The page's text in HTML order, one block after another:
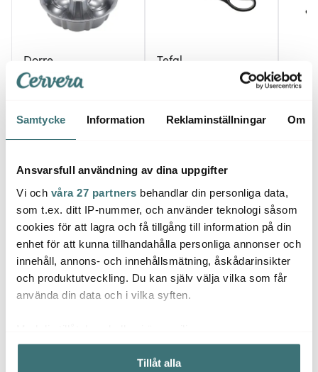
Samtycke Information Reklaminställningar Om
Ansvarsfull användning av dina uppgifter
Vi och våra 27 partners behandlar din personliga data,
som t.ex. ditt IP-nummer, och använder teknologi såsom
cookies för att lagra och få tillgång till information på din
enhet för att kunna tillhandahålla personliga annonser och
innehåll, annons- och innehållsmätning, åskådarinsikter
och produktutveckling. Du kan själv välja vilka som får
använda din data och i vilka syften.
Samla in information om din geografiska plats som
kan ha en noggrannhet på upp till flera meter
Tillåt alla
Dorre
Karabo Sockerkaksform
25 cm Kolstål
149 kr
Tefal
Comfort kökssax 21 cm
179 kr 239
Låt dig inspireras av våra kunder
Bakformar Blomsterbergs